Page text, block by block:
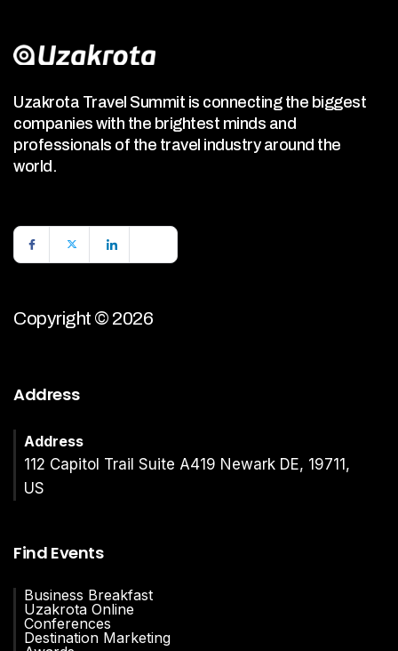
Uzakrota Travel Summit is connecting the biggest
companies with the brightest minds and
professionals of the travel industry around the
world.
Copyright © 2026
Address
Address
112 Capitol Trail Suite A419 Newark DE, 19711,
US
Find Events
Business Breakfast
Uzakrota Online
Conferences
Destination Marketing